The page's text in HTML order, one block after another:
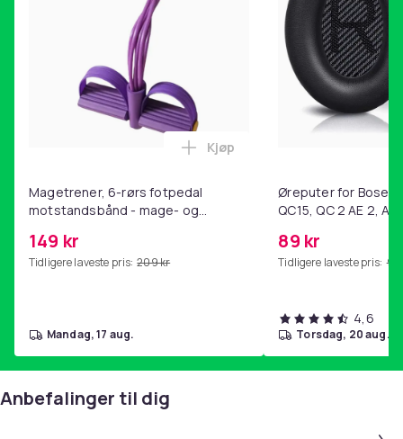
Magetrener, 6-rørs fotpedal
motstandsbånd - mage- og
hjemmegymnastikk Purple
149 kr
Tidligere laveste pris: 209 kr
Legg Magetrener, 6-rørs
Kjøp
mandag, 17 aug.
Øreputer for Bose
QC15, QC 2 AE 2, AE
89 kr
Tidligere laveste pris: 99
4,6
torsdag, 20 aug.
Anbefalinger til dig